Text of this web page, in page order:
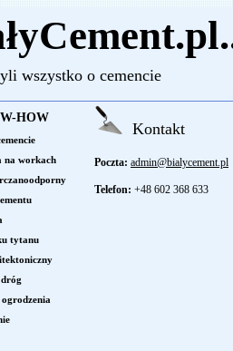
o cemencie
HOW
na workach
tytanu
Kontakt
Poczta: admin@bialycement.pl
Telefon: +48 602 368 633